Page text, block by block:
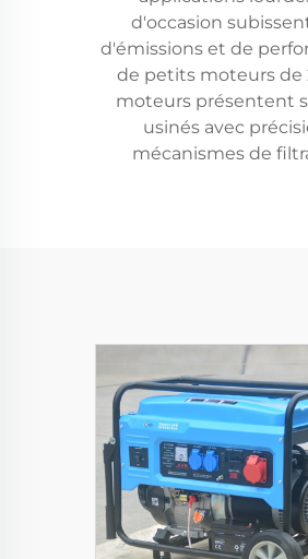
d'occasion
d'émissions et de
de petits moteurs de
moteurs présentent
usinés avec
mécanismes de